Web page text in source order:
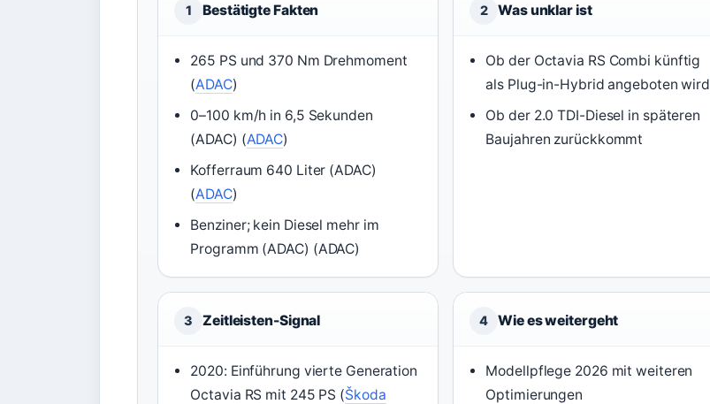
1 Bestätigte Fakten
265 PS und 370 Nm Drehmoment
(ADAC)
0–100 km/h in 6,5 Sekunden
(ADAC) (ADAC)
Kofferraum 640 Liter (ADAC)
(ADAC)
Benziner; kein Diesel mehr im
Programm (ADAC) (ADAC)
2 Was unklar ist
Ob der Octavia RS Combi künftig
als Plug-in-Hybrid angeboten wird
Ob der 2.0 TDI-Diesel in späteren
Baujahren zurückkommt
3 Zeitleisten-Signal
2020: Einführung vierte Generation
Octavia RS mit 245 PS (Škoda
4 Wie es weitergeht
Modellpflege 2026 mit weiteren
Optimierungen